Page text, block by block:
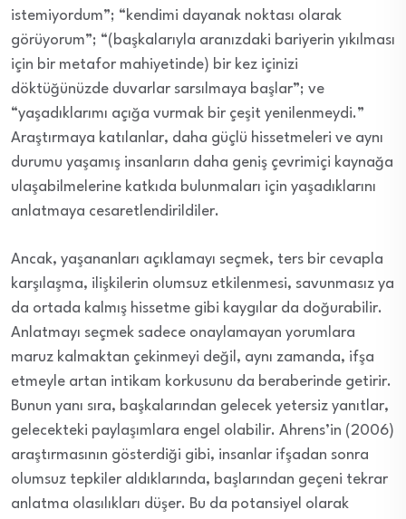
istemiyordum”; “kendimi dayanak noktası olarak
görüyorum”; “(başkalarıyla aranızdaki bariyerin yıkılması
için bir metafor mahiyetinde) bir kez içinizi
döktüğünüzde duvarlar sarsılmaya başlar”; ve
“yaşadıklarımı açığa vurmak bir çeşit yenilenmeydi.”
Araştırmaya katılanlar, daha güçlü hissetmeleri ve aynı
durumu yaşamış insanların daha geniş çevrimiçi kaynağa
ulaşabilmelerine katkıda bulunmaları için yaşadıklarını
anlatmaya cesaretlendirildiler.
Ancak, yaşananları açıklamayı seçmek, ters bir cevapla
karşılaşma, ilişkilerin olumsuz etkilenmesi, savunmasız ya
da ortada kalmış hissetme gibi kaygılar da doğurabilir.
Anlatmayı seçmek sadece onaylamayan yorumlara
maruz kalmaktan çekinmeyi değil, aynı zamanda, ifşa
etmeyle artan intikam korkusunu da beraberinde getirir.
Bunun yanı sıra, başkalarından gelecek yetersiz yanıtlar,
gelecekteki paylaşımlara engel olabilir. Ahrens’in (2006)
araştırmasının gösterdiği gibi, insanlar ifşadan sonra
olumsuz tepkiler aldıklarında, başlarından geçeni tekrar
anlatma olasılıkları düşer. Bu da potansiyel olarak